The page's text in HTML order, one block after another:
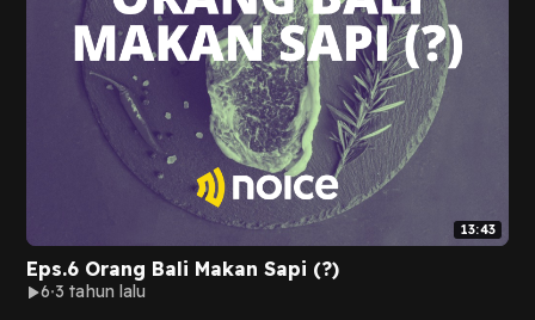
13:43
Eps.6 Orang Bali Makan Sapi (?)
6 3 tahun lalu